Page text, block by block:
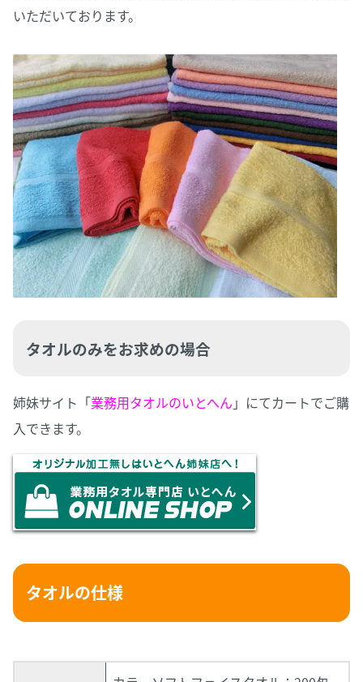
いただいております。
タオルのみをお求めの場合
姉妹サイト「業務用タオルのいとへん 」にてカートでご購
入できます。
タオルの仕様